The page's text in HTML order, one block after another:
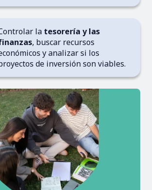
la tesorería y las
, buscar recursos
y analizar si los
de inversión son viables.